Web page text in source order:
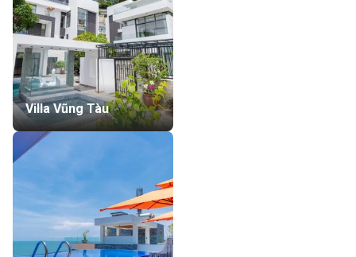
Villa Vũng Tàu